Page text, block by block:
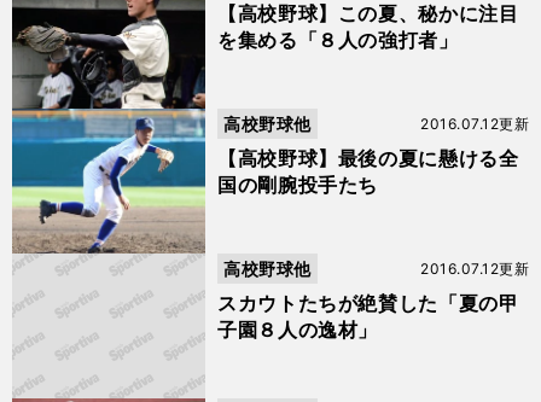
【高校野球】この夏、秘かに注目
を集める「８人の強打者」
【高校野球】最後の夏に懸ける全
国の剛腕投手たち
2016.07.12更新
高校野球他
スカウトたちが絶賛した「夏の甲
子園８人の逸材」
2016.07.12更新
高校野球他